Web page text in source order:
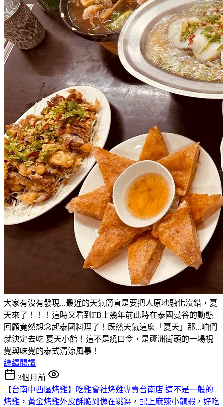
大家有沒有發現...最近的天氣簡直是要把人原地融化沒錯，夏
天來了！！！這時又看到FB上幾年前此時在泰國曼谷的動態
回顧竟然想念起泰國料理了！既然天氣這麼「夏天」那...咱們
就決定去吃 夏天小館！這不是繞口令，是蘆洲街頭的一場視
覺與味覺的泰式清涼風暴！
繼續閱讀
3個月前
【台南中西區烤雞】吃雞會社烤雞專賣台南店 這不是一般的
烤雞，黃金烤雞外皮酥脆到像在跳舞，配上麻辣小龍蝦，好吃